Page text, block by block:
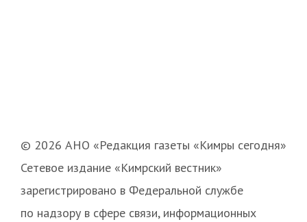
© 2026 АНО «Редакция газеты «Кимры сегодня»
Сетевое издание «Кимрский вестник»
зарегистрировано в Федеральной службе
по надзору в сфере связи, информационных